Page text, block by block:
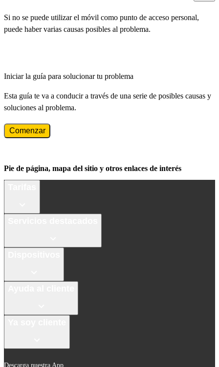
Si no se puede utilizar el móvil como punto de acceso personal,
puede haber varias causas posibles al problema.
Iniciar la guía para solucionar tu problema
Esta guía te va a conducir a través de una serie de posibles causas y
soluciones al problema.
Comenzar
Pie de página, mapa del sitio y otros enlaces de interés
Descarga nuestra App